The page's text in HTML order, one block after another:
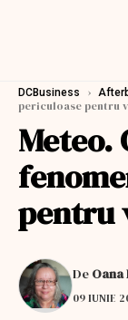
DCBusiness ›
periculoase pentru
Meteo.
pentru
De Oana
09 IUNIE